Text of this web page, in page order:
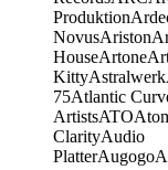
Produktion
NovusAriston
HouseArtone
KittyAstralwerk
75Atlantic
ArtistsATO
ClarityAudio
PlatterAugogo